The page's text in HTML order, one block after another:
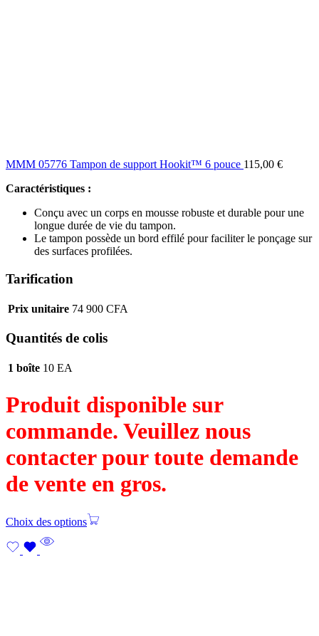
MMM 05776 Tampon de support Hookit™ 6 pouce 115,00 €
Caractéristiques :
Conçu avec un corps en mousse robuste et durable pour une
longue durée de vie du tampon.
Le tampon possède un bord effilé pour faciliter le ponçage sur
des surfaces profilées.
Tarification
Prix ​​unitaire 74 900 CFA
Quantités de colis
1 boîte 10 EA
Produit disponible sur
commande. Veuillez nous
contacter pour toute demande
de vente en gros.
Choix des options